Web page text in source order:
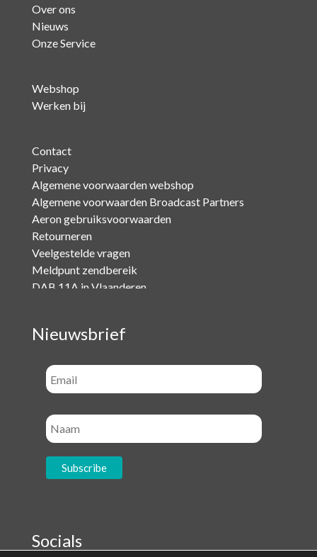
Over ons
Nieuws
Onze Service
Webshop
Werken bij
Contact
Privacy
Algemene voorwaarden webshop
Algemene voorwaarden Broadcast Partners
Aeron gebruiksvoorwaarden
Retourneren
Veelgestelde vragen
Meldpunt zendbereik
DAB 11A in Vlaanderen
Nieuwsbrief
Socials